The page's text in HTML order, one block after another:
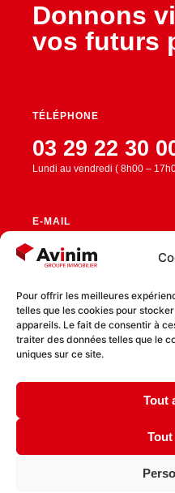
Pour offrir les meilleures
telles que les cookies pour
appareils. Le fait de consentir à
traiter des données telles que le
uniques sur ce site.
Tout
Donnons
vos futurs
TÉLÉPHONE
03 29 22 30
Lundi au vendredi ( 8h00 –
E-MAIL
RESTEZ CONNECTÉ